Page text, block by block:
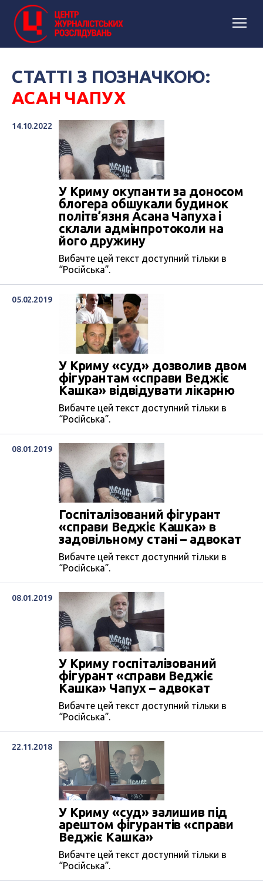
СТАТТІ З ПОЗНАЧКОЮ:
АСАН ЧАПУХ
14.10.2022
У Криму окупанти за доносом
блогера обшукали будинок
політв’язня Асана Чапуха і
склали адмінпротоколи на
його дружину
Вибачте цей текст доступний тільки в
“Російська”.
05.02.2019
У Криму «суд» дозволив двом
фігурантам «справи Веджіє
Кашка» відвідувати лікарню
Вибачте цей текст доступний тільки в
“Російська”.
08.01.2019
Госпіталізований фігурант
«справи Веджіє Кашка» в
задовільному стані – адвокат
Вибачте цей текст доступний тільки в
“Російська”.
08.01.2019
У Криму госпіталізований
фігурант «справи Веджіє
Кашка» Чапух – адвокат
Вибачте цей текст доступний тільки в
“Російська”.
22.11.2018
У Криму «суд» залишив під
арештом фігурантів «справи
Веджіє Кашка»
Вибачте цей текст доступний тільки в
“Російська”.